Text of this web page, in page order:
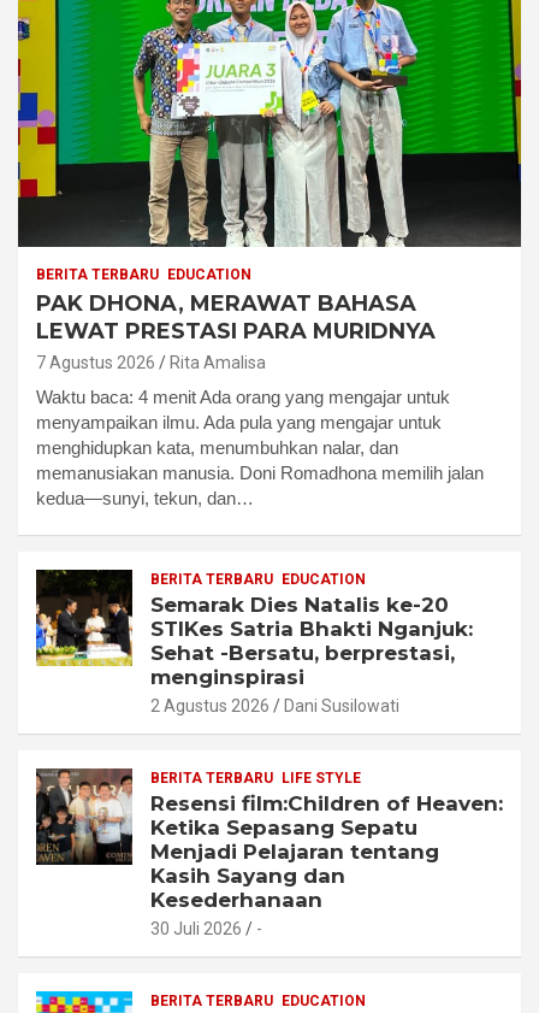
BERITA TERBARU EDUCATION
PAK DHONA, MERAWAT BAHASA
LEWAT PRESTASI PARA MURIDNYA
7 Agustus 2026 Rita Amalisa
Waktu baca: 4 menit Ada orang yang mengajar untuk
menyampaikan ilmu. Ada pula yang mengajar untuk
menghidupkan kata, menumbuhkan nalar, dan
memanusiakan manusia. Doni Romadhona memilih jalan
kedua—sunyi, tekun, dan…
BERITA TERBARU EDUCATION
Semarak Dies Natalis ke-20
STIKes Satria Bhakti Nganjuk:
Sehat -Bersatu, berprestasi,
menginspirasi
2 Agustus 2026 Dani Susilowati
BERITA TERBARU LIFE STYLE
Resensi film:Children of Heaven:
Ketika Sepasang Sepatu
Menjadi Pelajaran tentang
Kasih Sayang dan
Kesederhanaan
30 Juli 2026 -
BERITA TERBARU EDUCATION